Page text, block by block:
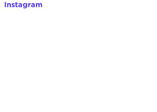
Instagram